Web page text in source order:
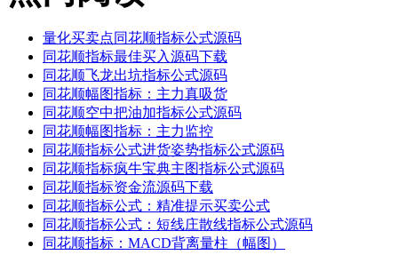
量化买卖点同花顺指标公式源码
同花顺指标最佳买入源码下载
同花顺飞龙出坑指标公式源码
同花顺幅图指标：主力真吸货
同花顺空中把油加指标公式源码
同花顺幅图指标：主力监控
同花顺指标公式进货姿势指标公式源码
同花顺指标疯牛宝典主图指标公式源码
同花顺指标资金流源码下载
同花顺指标公式：精准提示买卖公式
同花顺指标公式：短线庄散线指标公式源码
同花顺指标：MACD背离量柱（幅图）